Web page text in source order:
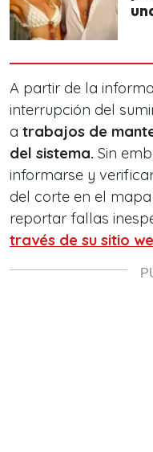
A partir de la
interrupción del
a trabajos de
del sistema. Sin
informarse y
del corte en el
reportar fallas
través de su sitio